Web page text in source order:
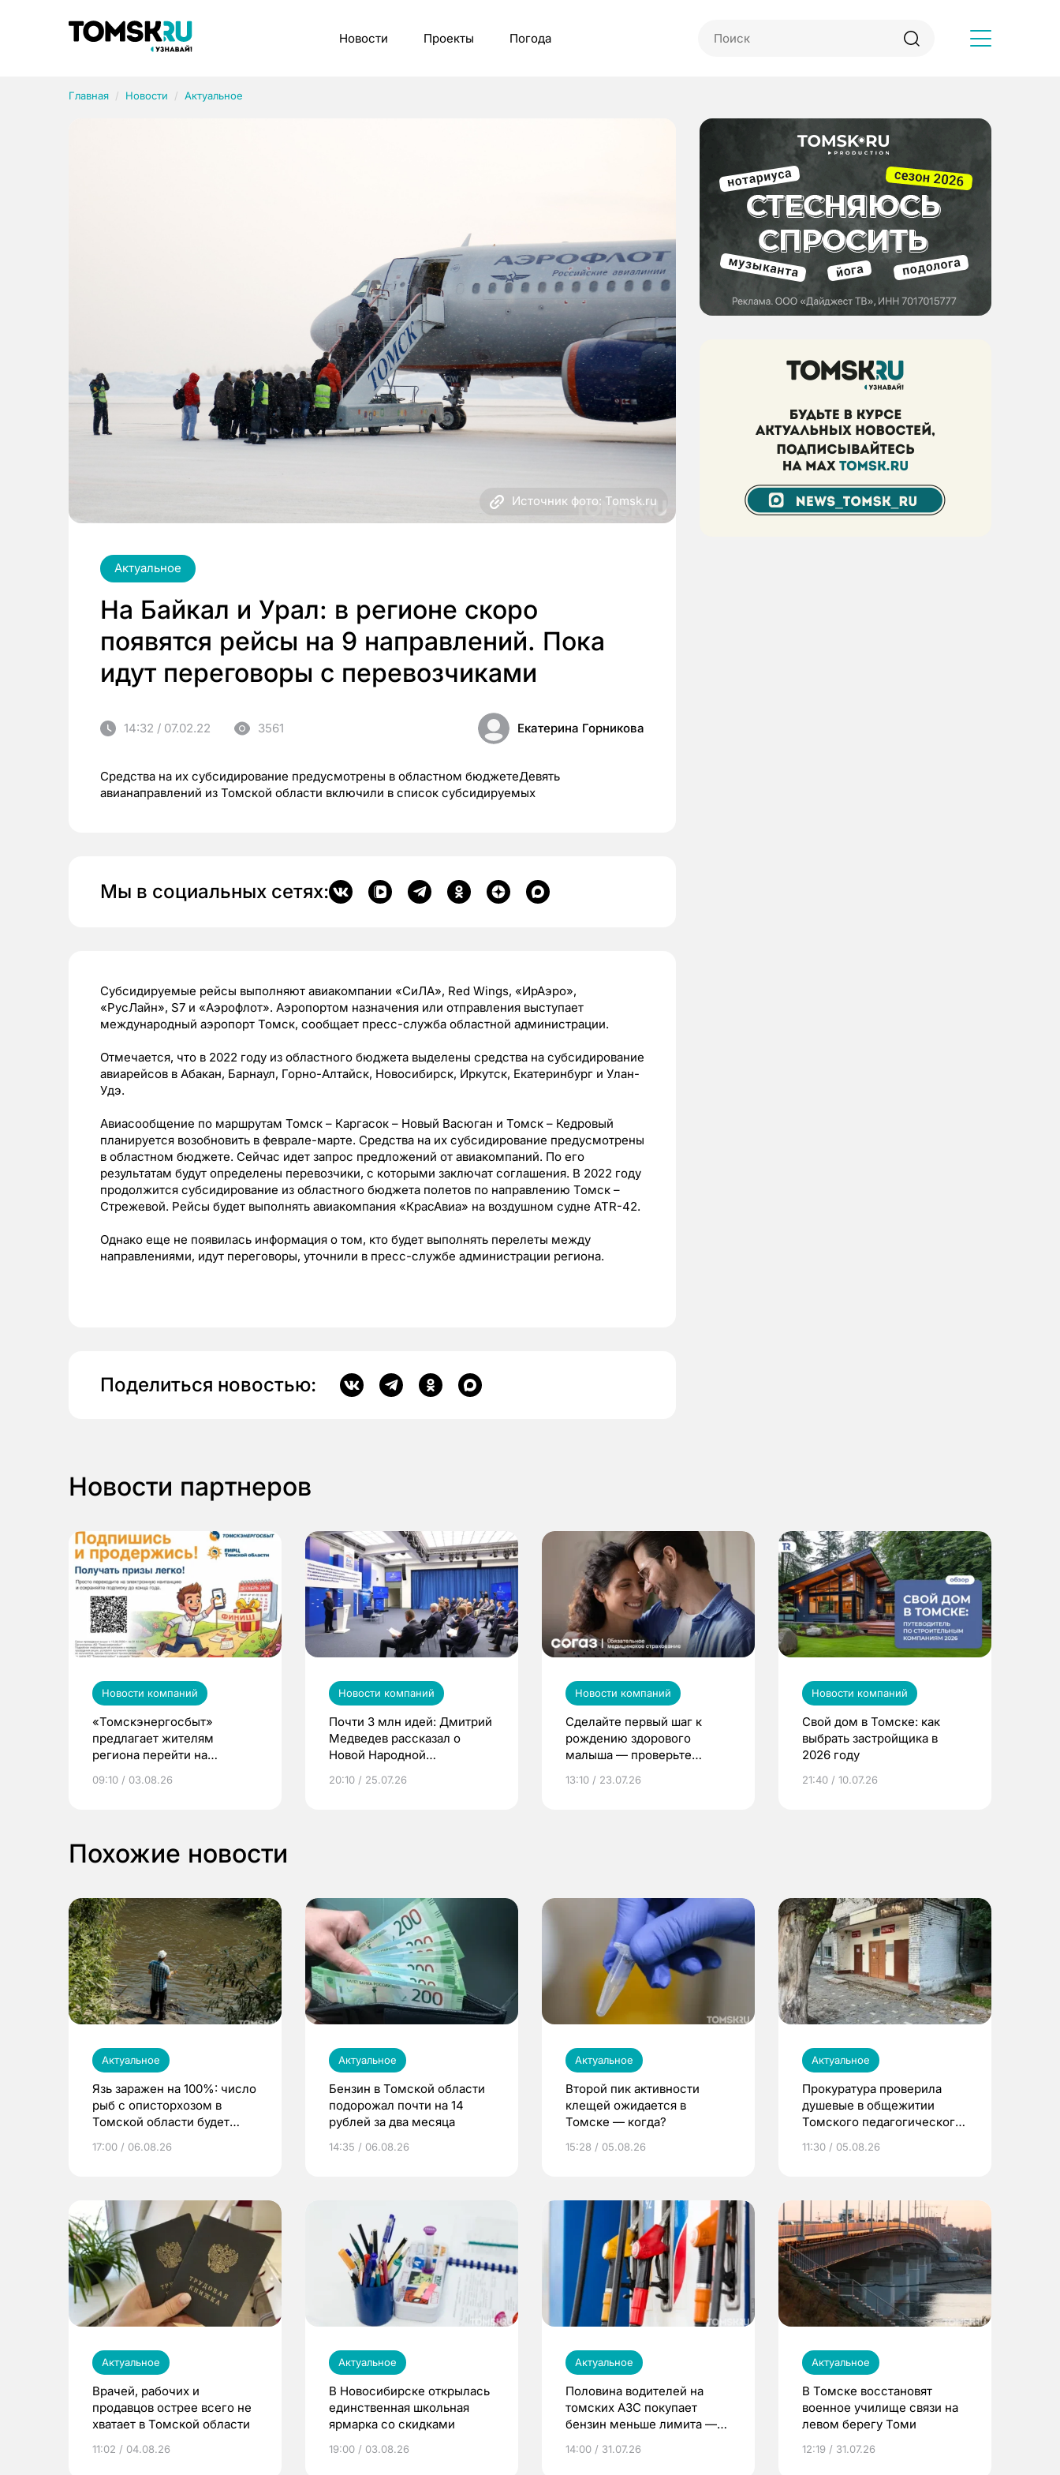
Новости Проекты Погода
Главная Новости Актуальное
Источник фото: Tomsk.ru
Актуальное
На Байкал и Урал: в регионе скоро
появятся рейсы на 9 направлений. Пока
идут переговоры с перевозчиками
14:32 / 07.02.22 3561 Екатерина Горникова
Средства на их субсидирование предусмотрены в областном бюджетеДевять
авианаправлений из Томской области включили в список субсидируемых
Мы в социальных сетях:
Субсидируемые рейсы выполняют авиакомпании «СиЛА», Red Wings, «ИрАэро»,
«РусЛайн», S7 и «Аэрофлот». Аэропортом назначения или отправления выступает
международный аэропорт Томск, сообщает пресс-служба областной администрации.
Отмечается, что в 2022 году из областного бюджета выделены средства на субсидирование
авиарейсов в Абакан, Барнаул, Горно-Алтайск, Новосибирск, Иркутск, Екатеринбург и Улан-
Удэ.
Авиасообщение по маршрутам Томск – Каргасок – Новый Васюган и Томск – Кедровый
планируется возобновить в феврале-марте. Средства на их субсидирование предусмотрены
в областном бюджете. Сейчас идет запрос предложений от авиакомпаний. По его
результатам будут определены перевозчики, с которыми заключат соглашения. В 2022 году
продолжится субсидирование из областного бюджета полетов по направлению Томск –
Стрежевой. Рейсы будет выполнять авиакомпания «КрасАвиа» на воздушном судне АТR-42.
Однако еще не появилась информация о том, кто будет выполнять перелеты между
направлениями, идут переговоры, уточнили в пресс-службе администрации региона.
Поделиться новостью:
Новости партнеров
Новости компаний
«Томскэнергосбыт»
предлагает жителям
региона перейти на
выиграть призы
09:10 / 03.08.26
Новости компаний
Почти 3 млн идей: Дмитрий
Медведев рассказал о
Новой Народной
20:10 / 25.07.26
Новости компаний
Сделайте первый шаг к
рождению здорового
малыша — проверьте
по ОМС!
13:10 / 23.07.26
Новости компаний
Свой дом в Томске: как
выбрать застройщика в
2026 году
21:40 / 10.07.26
Похожие новости
Актуальное
Язь заражен на 100%: число
рыб с описторхозом в
Томской области будет
17:00 / 06.08.26
Актуальное
Бензин в Томской области
подорожал почти на 14
рублей за два месяца
14:35 / 06.08.26
Актуальное
Второй пик активности
клещей ожидается в
Томске — когда?
15:28 / 05.08.26
Актуальное
Прокуратура проверила
душевые в общежитии
Томского педагогического
11:30 / 05.08.26
Актуальное
Врачей, рабочих и
продавцов острее всего не
хватает в Томской области
11:02 / 04.08.26
Актуальное
В Новосибирске открылась
единственная школьная
ярмарка со скидками
19:00 / 03.08.26
Актуальное
Половина водителей на
томских АЗС покупает
бензин меньше лимита —
14:00 / 31.07.26
Актуальное
В Томске восстановят
военное училище связи на
левом берегу Томи
12:19 / 31.07.26
Рубрики